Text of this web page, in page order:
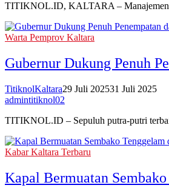
TITIKNOL.ID, KALTARA – Manajemen
Warta Pemprov Kaltara
Gubernur Dukung Penuh
TitiknolKaltara29 Juli 202531 Juli 2025
admintitiknol02
TITIKNOL.ID – Sepuluh putra-putri
Kabar Kaltara Terbaru
Kapal Bermuatan